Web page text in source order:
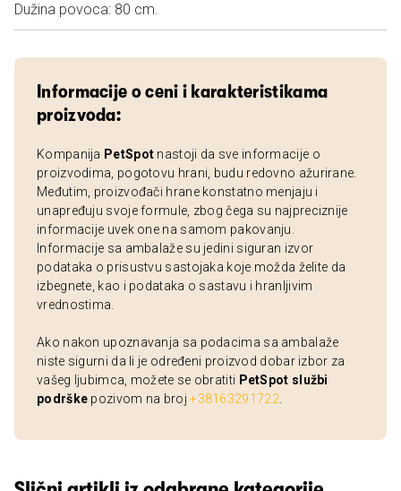
Dužina povoca: 80 cm.
Informacije o ceni i karakteristikama
proizvoda:
Kompanija PetSpot nastoji da sve informacije o
proizvodima, pogotovu hrani, budu redovno ažurirane.
Međutim, proizvođači hrane konstatno menjaju i
unapređuju svoje formule, zbog čega su najpreciznije
informacije uvek one na samom pakovanju.
Informacije sa ambalaže su jedini siguran izvor
podataka o prisustvu sastojaka koje možda želite da
izbegnete, kao i podataka o sastavu i hranljivim
vrednostima.
Ako nakon upoznavanja sa podacima sa ambalaže
niste sigurni da li je određeni proizvod dobar izbor za
vašeg ljubimca, možete se obratiti PetSpot službi
podrške pozivom na broj+38163291722